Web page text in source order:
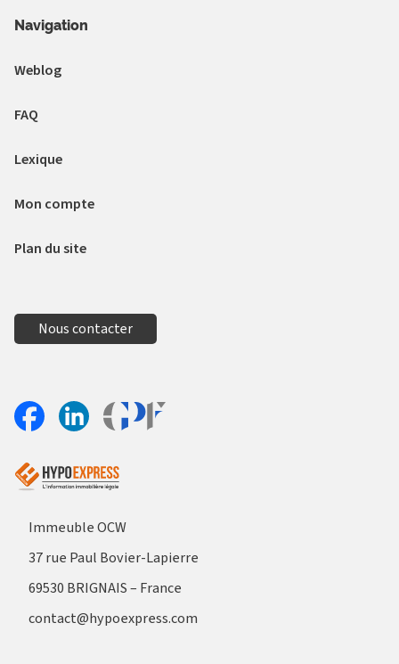
Navigation
Weblog
FAQ
Lexique
Mon compte
Plan du site
Nous contacter
Immeuble OCW
37 rue Paul Bovier-Lapierre
69530 BRIGNAIS – France
contact@hypoexpress.com